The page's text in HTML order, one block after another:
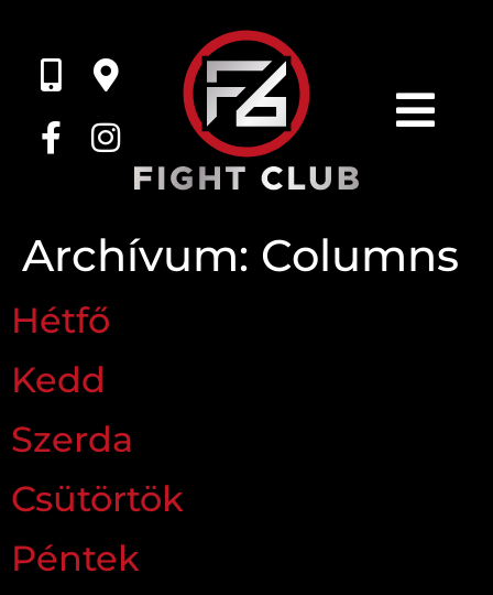
Archívum: Columns
Hétfő
Kedd
Szerda
Csütörtök
Péntek